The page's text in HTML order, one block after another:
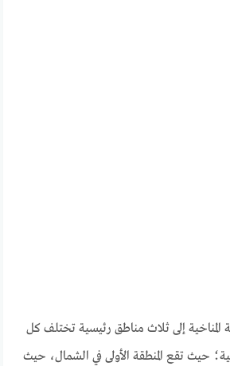
المناخية إلى ثلاث مناطق رئيسية تختلف كل
حيث تقع المنطقة الأولى في الشمال، حيث